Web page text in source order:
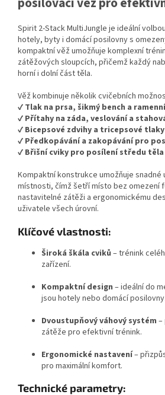
Spirit 2-Stack MultiJungle je ideální
hotely, byty i domácí posilovny s
kompaktní věž umožňuje komplexní
zátěžových sloupcích, přičemž každý
horní i dolní část těla.
Věž kombinuje několik cvičebních
✔ Tlak na prsa, šikmý bench a
✔ Přítahy na záda, veslování a
✔ Bicepsové zdvihy a tricepsové tlaky
✔ Předkopávání a zakopávání pro
✔ Břišní cviky pro posílení středu těla
Kompaktní konstrukce umožňuje snadné
místnosti, čímž šetří místo bez omezení
nastavitelné zátěži a ergonomickému
uživatele všech úrovní.
Klíčové vlastnosti:
Široká škála cviků – trénink
zařízení.
Kompaktní design – ideální do
jsou hotely nebo domácí posilovny.
Dvoustupňový váhový systém –
zátěže pro efektivní trénink.
Ergonomické nastavení–
pro maximální komfort.
Technické parametry: